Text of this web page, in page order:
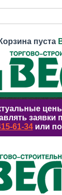
Корзина пуста
заявки
61-34или по